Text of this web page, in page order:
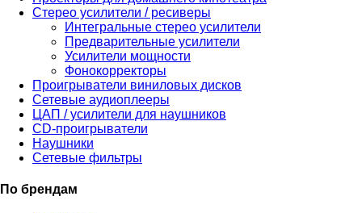
Стерео усилители / ресиверы
Интегральные стерео усилители
Предварительные усилители
Усилители мощности
Фонокорректоры
Проигрыватели виниловых дисков
Сетевые аудиоплееры
ЦАП / усилители для наушников
CD-проигрыватели
Наушники
Сетевые фильтры
По брендам